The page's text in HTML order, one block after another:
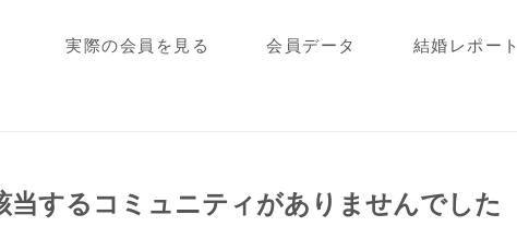
実際の会員を見る 会員データ 結婚レポート
当するコミュニティがありませんでした